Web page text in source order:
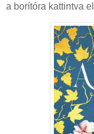
a borítóra kattintva